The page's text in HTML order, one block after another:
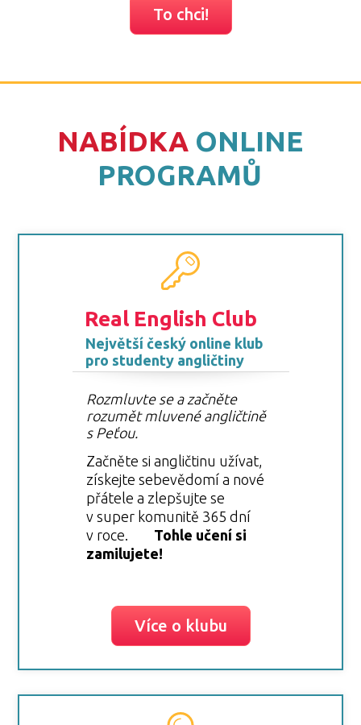
To chci!
NABÍDKA ONLINE
PROGRAMŮ
Real English Club
Největší český online klub
pro studenty angličtiny
Rozmluvte se a začněte
rozumět mluvené angličtině
s Peťou.
Začněte si angličtinu užívat,
získejte sebevědomí a nové
přátele a zlepšujte se
v super komunitě 365 dní
v roce. Tohle učení si
zamilujete!
Více o klubu